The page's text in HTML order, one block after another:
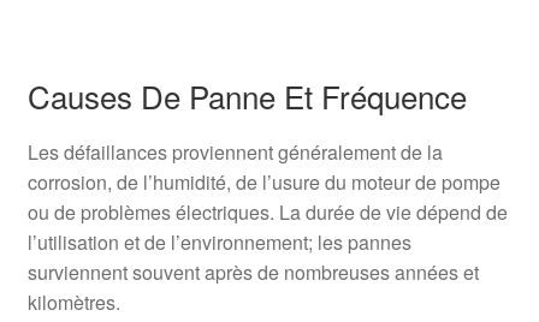
Causes De Panne Et Fréquence
Les défaillances proviennent généralement de la
corrosion, de l’humidité, de l’usure du moteur de pompe
ou de problèmes électriques. La durée de vie dépend de
l’utilisation et de l’environnement; les pannes
surviennent souvent après de nombreuses années et
kilomètres.